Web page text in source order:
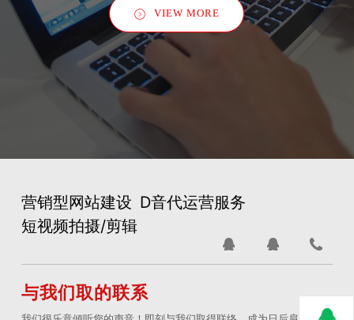
VIEW MORE
营销型网站建设 D音代运营服务
短视频拍摄/剪辑
与我们取的联系